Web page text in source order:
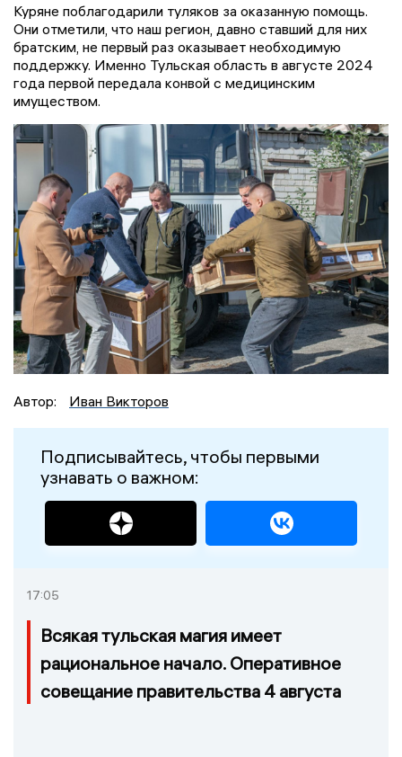
Куряне поблагодарили туляков за оказанную помощь.
Они отметили, что наш регион, давно ставший для них
братским, не первый раз оказывает необходимую
поддержку. Именно Тульская область в августе 2024
года первой передала конвой с медицинским
имуществом.
Автор: Иван Викторов
Подписывайтесь, чтобы первыми
узнавать о важном:
17:05
Всякая тульская магия имеет
рациональное начало. Оперативное
совещание правительства 4 августа